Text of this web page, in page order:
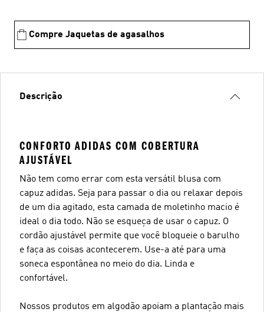
Compre Jaquetas de agasalhos
Descrição
CONFORTO ADIDAS COM COBERTURA
AJUSTÁVEL
Não tem como errar com esta versátil blusa com
capuz adidas. Seja para passar o dia ou relaxar depois
de um dia agitado, esta camada de moletinho macio é
ideal o dia todo. Não se esqueça de usar o capuz. O
cordão ajustável permite que você bloqueie o barulho
e faça as coisas acontecerem. Use-a até para uma
soneca espontânea no meio do dia. Linda e
confortável.
Nossos produtos em algodão apoiam a plantação mais